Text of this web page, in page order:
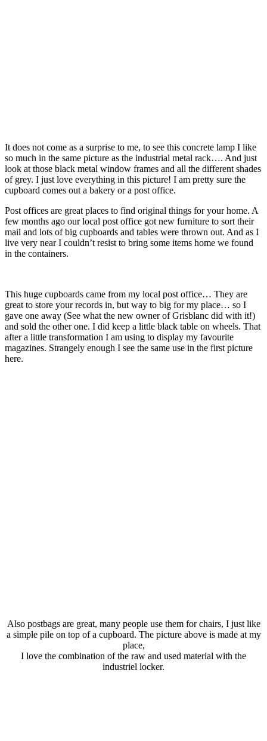
It does not come as a surprise to me, to see this concrete lamp I like
so much in the same picture as the industrial metal rack…. And just
look at those black metal window frames and all the different shades
of grey. I just love everything in this picture! I am pretty sure the
cupboard comes out a bakery or a post office.
Post offices are great places to find original things for your home. A
few months ago our local post office got new furniture to sort their
mail and lots of big cupboards and tables were thrown out. And as I
live very near I couldn’t resist to bring some items home we found
in the containers.
This huge cupboards came from my local post office… They are
great to store your records in, but way to big for my place… so I
gave one away (See what the new owner of Grisblanc did with it!)
and sold the other one. I did keep a little black table on wheels. That
after a little transformation I am using to display my favourite
magazines. Strangely enough I see the same use in the first picture
here.
Also postbags are great, many people use them for chairs, I just like
a simple pile on top of a cupboard. The picture above is made at my
place,
I love the combination of the raw and used material with the
industriel locker.